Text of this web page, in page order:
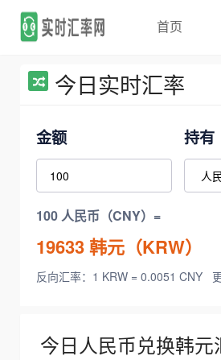
首页
今日实时汇率
金额 持有
100 人民币（CNY）=
19633韩元（KRW）
反向汇率：1 KRW = 0.0051 CNY
今日人民币兑换韩元